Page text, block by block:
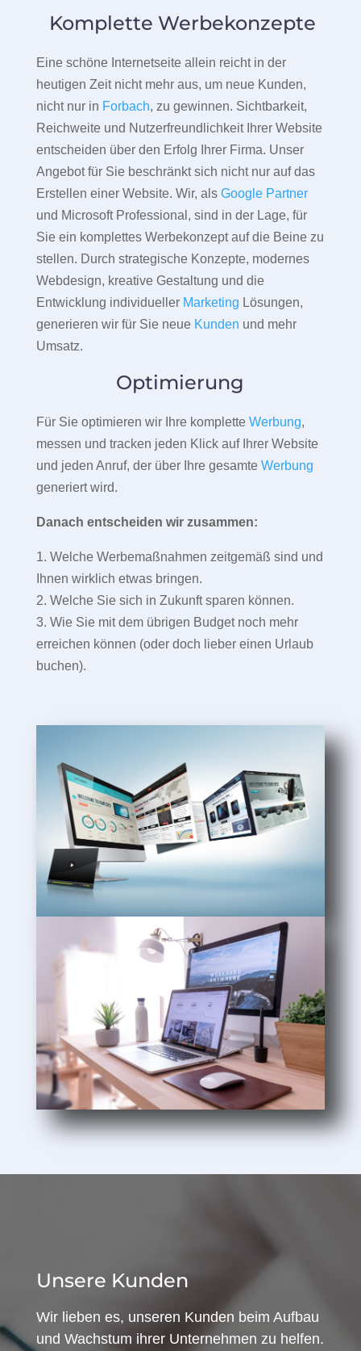
Komplette Werbekonzepte
Eine schöne Internetseite allein reicht in der
heutigen Zeit nicht mehr aus, um neue Kunden,
nicht nur in Forbach, zu gewinnen. Sichtbarkeit,
Reichweite und Nutzerfreundlichkeit Ihrer Website
entscheiden über den Erfolg Ihrer Firma. Unser
Angebot für Sie beschränkt sich nicht nur auf das
Erstellen einer Website. Wir, als Google Partner
und Microsoft Professional, sind in der Lage, für
Sie ein komplettes Werbekonzept auf die Beine zu
stellen. Durch strategische Konzepte, modernes
Webdesign, kreative Gestaltung und die
Entwicklung individueller Marketing Lösungen,
generieren wir für Sie neue Kunden und mehr
Umsatz.
Optimierung
Für Sie optimieren wir Ihre komplette Werbung,
messen und tracken jeden Klick auf Ihrer Website
und jeden Anruf, der über Ihre gesamte Werbung
generiert wird.
Danach entscheiden wir zusammen:
1. Welche Werbemaßnahmen zeitgemäß sind und
Ihnen wirklich etwas bringen.
2. Welche Sie sich in Zukunft sparen können.
3. Wie Sie mit dem übrigen Budget noch mehr
erreichen können (oder doch lieber einen Urlaub
buchen).
Unsere Kunden
Wir lieben es, unseren Kunden beim Aufbau
und Wachstum ihrer Unternehmen zu helfen.